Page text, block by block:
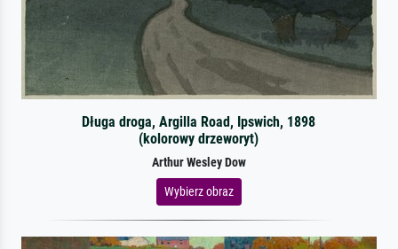
Długa droga, Argilla Road, Ipswich, 1898
(kolorowy drzeworyt)
Arthur Wesley Dow
Wybierz obraz